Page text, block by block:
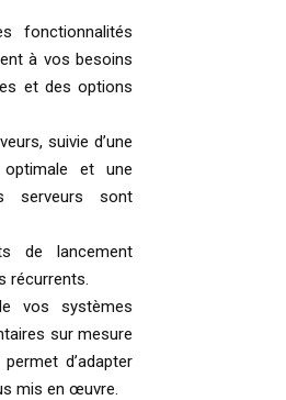
fonctionnalités
à vos besoins
et des options
suivie d’une
optimale et une
serveurs sont
de lancement
récurrents.
vos systèmes
sur mesure
d’adapter
mis en œuvre.